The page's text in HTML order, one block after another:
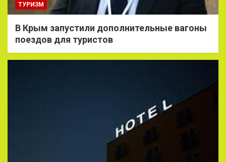
ТУРИЗМ
В Крым запустили дополнительные вагоны
поездов для туристов